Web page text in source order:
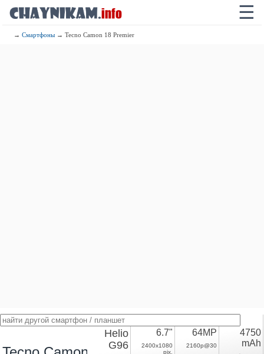
☰
→Смартфоны → Tecno Camon 18 Premier
Helio
G96
6.7"
2400x1080
pix.
64MP
2160p@30
4750
mAh